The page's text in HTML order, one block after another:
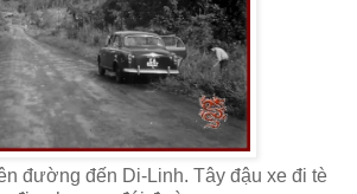
đường đến Di-Linh. Tây đậu xe đi tè